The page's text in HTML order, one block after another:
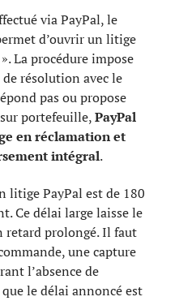
via PayPal, le
d’ouvrir un litige
La procédure impose
résolution avec le
pas ou propose
portefeuille,PayPal
en réclamation et
intégral.
litige PayPal est de 180
Ce délai large laisse le
retard prolongé. Il faut
une capture
l’absence de
le délai annoncé est